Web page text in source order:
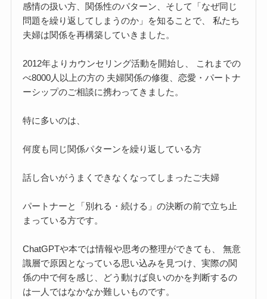
感情の扱い方、関係性のパターン、そして「なぜ同じ
問題を繰り返してしまうのか」を知ることで、 私たち
夫婦は関係を再構築していきました。
2012年よりカウンセリング活動を開始し、 これまでの
べ8000人以上の方の 夫婦関係の修復、恋愛・パートナ
ーシップのご相談に携わってきました。
特に多いのは、
何度も同じ関係パターンを繰り返している方
話し合いがうまくできなくなってしまったご夫婦
パートナーと「別れる・続ける」の決断の前で立ち止
まっている方です。
ChatGPTや本では情報や思考の整理ができても、 無意
識層で原因となっている思い込みを見つけ、実際の関
係の中で何を感じ、どう動けば良いのかを判断するの
は一人ではなかなか難しいものです。